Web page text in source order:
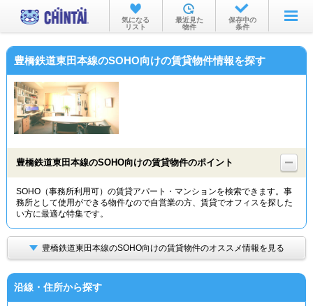
お部屋を探す
沿線・駅から
物件特集から
TOP
気になる
リスト
最近見た
物件
保存中の
条件
豊橋鉄道東田本線のSOHO向けの賃貸物件情報を探す
豊橋鉄道東田本線のSOHO向けの賃貸物件のポイント
SOHO（事務所利用可）の賃貸アパート・マンションを検索できます。事
務所として使用ができる物件なので自営業の方、賃貸でオフィスを探した
い方に最適な特集です。
豊橋鉄道東田本線のSOHO向けの賃貸物件のオススメ情報を見る
沿線・住所から探す